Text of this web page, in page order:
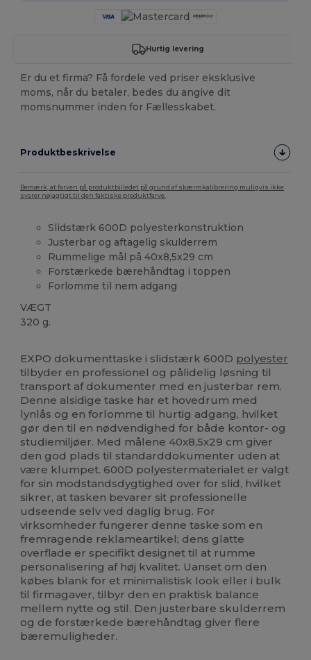
Hurtig levering
Er du et firma? Få fordele ved priser eksklusive
moms, når du betaler, bedes du angive dit
momsnummer inden for Fællesskabet.
Produktbeskrivelse
Bemærk, at farven på produktbilledet på grund af skærmkalibrering muligvis ikke
svarer nøjagtigt til den faktiske produktfarve.
Slidstærk 600D polyesterkonstruktion
Justerbar og aftagelig skulderrem
Rummelige mål på 40x8,5x29 cm
Forstærkede bærehåndtag i toppen
Forlomme til nem adgang
VÆGT
320 g.
EXPO dokumenttaske i slidstærk 600D polyester
tilbyder en professionel og pålidelig løsning til
transport af dokumenter med en justerbar rem.
Denne alsidige taske har et hovedrum med
lynlås og en forlomme til hurtig adgang, hvilket
gør den til en nødvendighed for både kontor- og
studiemiljøer. Med målene 40x8,5x29 cm giver
den god plads til standarddokumenter uden at
være klumpet. 600D polyestermaterialet er valgt
for sin modstandsdygtighed over for slid, hvilket
sikrer, at tasken bevarer sit professionelle
udseende selv ved daglig brug. For
virksomheder fungerer denne taske som en
fremragende reklameartikel; dens glatte
overflade er specifikt designet til at rumme
personalisering af høj kvalitet. Uanset om den
købes blank for et minimalistisk look eller i bulk
til firmagaver, tilbyr den en praktisk balance
mellem nytte og stil. Den justerbare skulderrem
og de forstærkede bærehåndtag giver flere
bæremuligheder.